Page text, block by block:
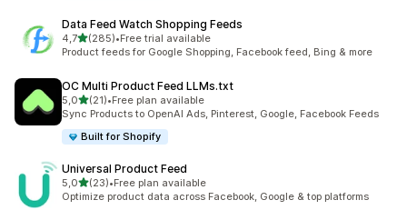
Data Feed Watch Shopping Feeds
4,7av 5 stjerner
(285)
Totalt 285 omtaler
•Free trial available
Product feeds for Google Shopping, Facebook feed, Bing & more
OC Multi Product Feed LLMs.txt
5,0av 5 stjerner
(21)
Totalt 21 omtaler
•Free plan available
Sync Products to OpenAI Ads, Pinterest, Google, Facebook Feeds
Built for Shopify
Universal Product Feed
5,0av 5 stjerner
(23)
Totalt 23 omtaler
•Free plan available
Optimize product data across Facebook, Google & top platforms